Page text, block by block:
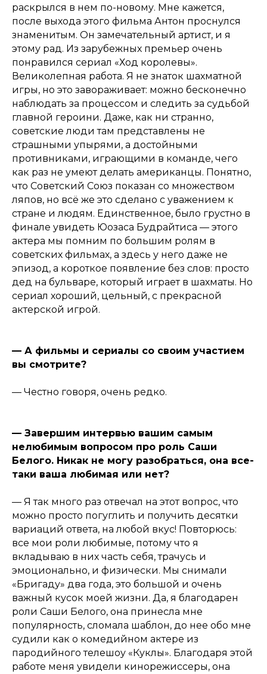
раскрылся в нем по-новому. Мне кажется,
после выхода этого фильма Антон проснулся
знаменитым. Он замечательный артист, и я
этому рад. Из зарубежных премьер очень
понравился сериал «Ход королевы».
Великолепная работа. Я не знаток шахматной
игры, но это завораживает: можно бесконечно
наблюдать за процессом и следить за судьбой
главной героини. Даже, как ни странно,
советские люди там представлены не
страшными упырями, а достойными
противниками, играющими в команде, чего
как раз не умеют делать американцы. Понятно,
что Советский Союз показан со множеством
ляпов, но всё же это сделано с уважением к
стране и людям. Единственное, было грустно в
финале увидеть Юозаса Будрайтиса — этого
актера мы помним по большим ролям в
советских фильмах, а здесь у него даже не
эпизод, а короткое появление без слов: просто
дед на бульваре, который играет в шахматы. Но
сериал хороший, цельный, с прекрасной
актерской игрой.
— А фильмы и сериалы со своим участием
вы смотрите?
— Честно говоря, очень редко.
— Завершим интервью вашим самым
нелюбимым вопросом про роль Саши
Белого. Никак не могу разобраться, она все-
таки ваша любимая или нет?
— Я так много раз отвечал на этот вопрос, что
можно просто погуглить и получить десятки
вариаций ответа, на любой вкус! Повторюсь:
все мои роли любимые, потому что я
вкладываю в них часть себя, трачусь и
эмоционально, и физически. Мы снимали
«Бригаду» два года, это большой и очень
важный кусок моей жизни. Да, я благодарен
роли Саши Белого, она принесла мне
популярность, сломала шаблон, до нее обо мне
судили как о комедийном актере из
пародийного телешоу «Куклы». Благодаря этой
работе меня увидели кинорежиссеры, она